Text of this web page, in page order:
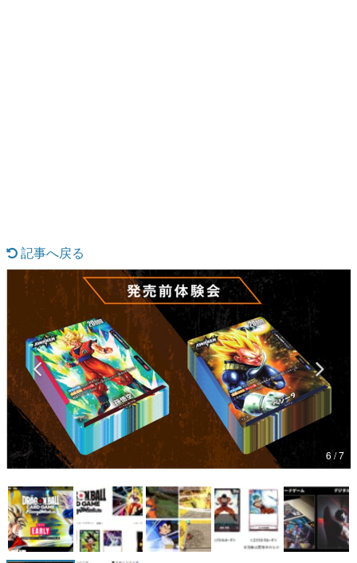
なんでゲームは面白い？
ゲーム開発者・hamatsu氏がゲームの魅力を画面や操作の
具体的な形から解き明かしていく、硬派で骨太な評論連載
ゲームが変えた日本語
「経験値」「裏技」「ラスボス」… ゲームにまつわる言葉
の起源や用法の変遷を、コンピューター文化史研究家・タ
イニーP氏が徹底調査。
カテゴリ
特集記事
女性向け
アプリレビュー
記事へ戻る
6 / 7